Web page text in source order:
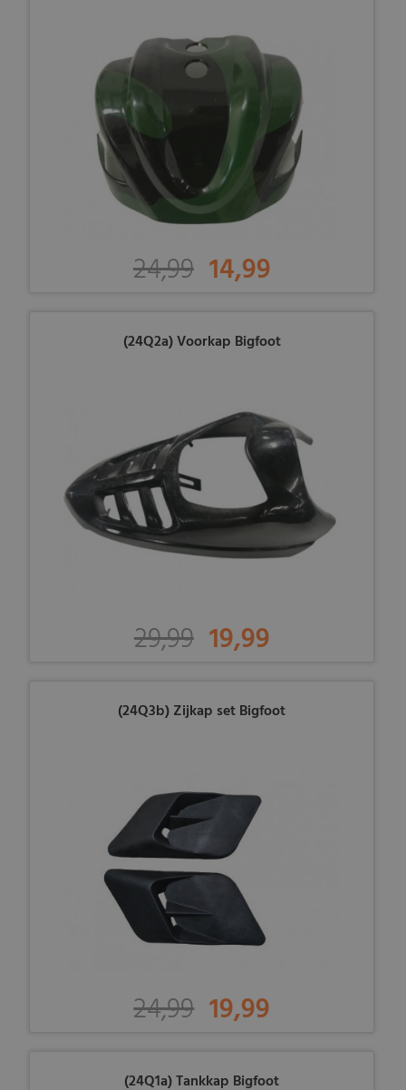
24,99 14,99
(24Q2a) Voorkap Bigfoot
29,99 19,99
(24Q3b) Zijkap set Bigfoot
24,99 19,99
(24Q1a) Tankkap Bigfoot